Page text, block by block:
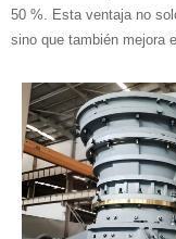
50 %. Esta ventaja no
sino que también mejora